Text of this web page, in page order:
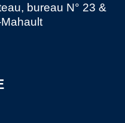
bureau N° 23 &